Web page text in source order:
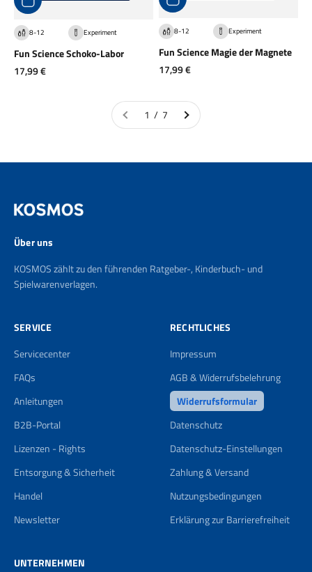
8-12 Experiment
Fun Science Schoko-Labor
Angebot
17,99 €
8-12 Experiment
Fun Science Magie der Magnete
Angebot
17,99 €
1 / 7
Über uns
KOSMOS zählt zu den führenden Ratgeber-, Kinderbuch- und
Spielwarenverlagen.
SERVICE
Servicecenter
FAQs
Anleitungen
B2B-Portal
Lizenzen - Rights
Entsorgung & Sicherheit
Handel
Newsletter
RECHTLICHES
Impressum
AGB & Widerrufsbelehrung
Widerrufsformular
Datenschutz
Datenschutz-Einstellungen
Zahlung & Versand
Nutzungsbedingungen
Erklärung zur Barrierefreiheit
UNTERNEHMEN